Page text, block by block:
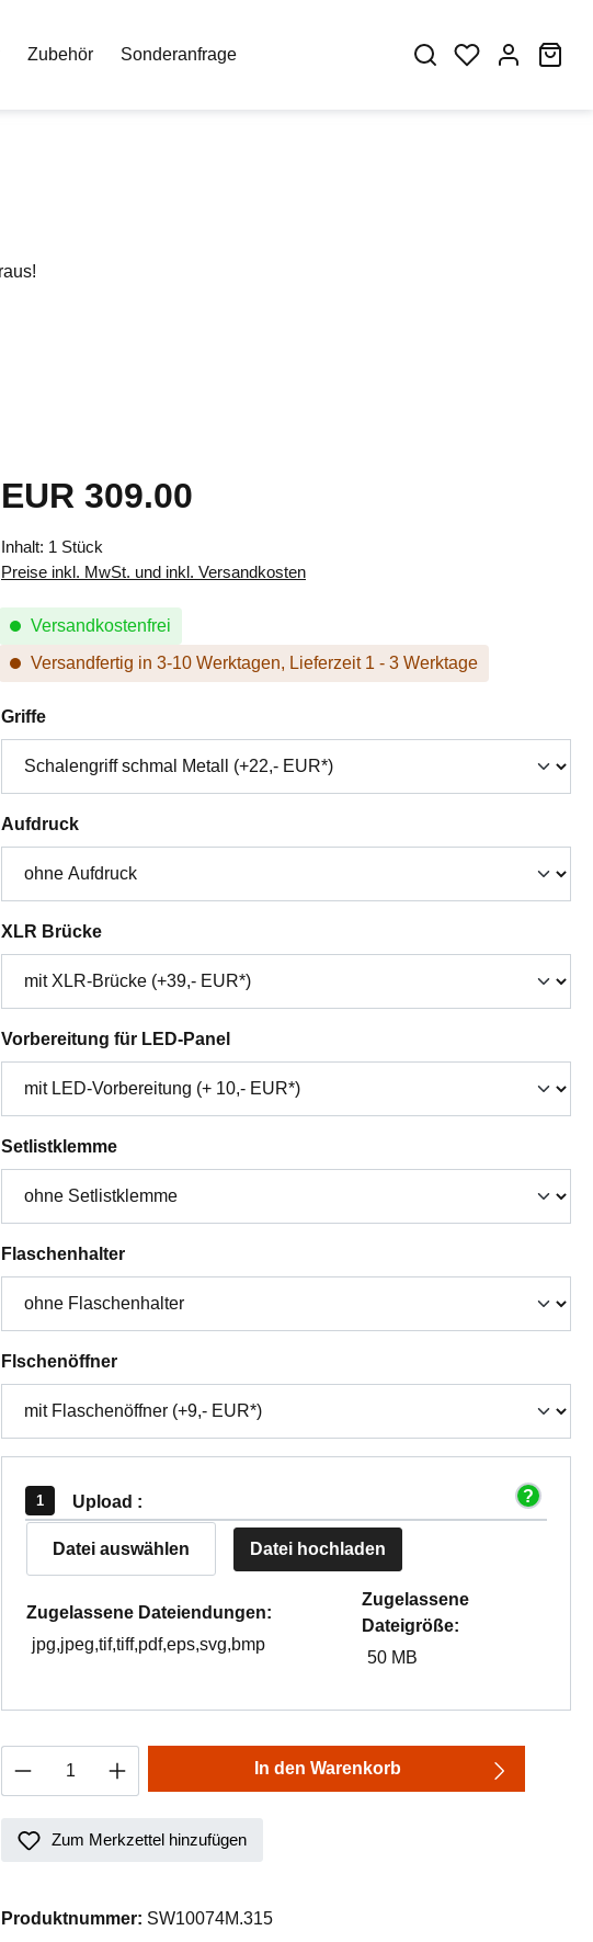
Zubehör Sonderanfrage
Regulärer Preis:
EUR 309.00
Inhalt: 1 Stück
Preise inkl. MwSt. und inkl. Versandkosten
Versandkostenfrei
Versandfertig in 3-10 Werktagen, Lieferzeit 1 - 3 Werktage
Griffeauswählen
Aufdruckauswählen
XLR Brückeauswählen
Vorbereitung für LED-Panelauswählen
Setlistklemmeauswählen
Flaschenhalterauswählen
Flschenöffnerauswählen
Upload :
Datei auswählen Datei hochladen
Zugelassene Dateiendungen:
jpg,jpeg,tif,tiff,pdf,eps,svg,bmp
Zugelassene
Dateigröße:
50 MB
Produkt Anzahl: Gib den gewünschten Wert ein
In den Warenkorb
Zum Merkzettel hinzufügen
Produktnummer: SW10074M.315